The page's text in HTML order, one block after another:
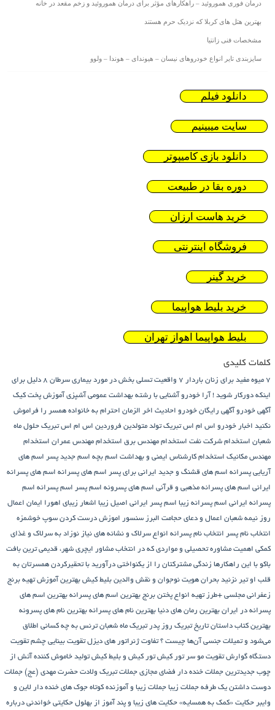
درمان فوری هموروئید – راهکارهای مؤثر برای درمان هموروئید و زخم مقعد در خانه
بهترین هتل های کربلا که نزدیک حرم هستند
مشخصات فنی زانتیا
سایزبندی تایر انواع خودروهای نیسان – هیوندای – هوندا – ولوو
دانلود فیلم
سایت میبینیم
دانلود بازی کامیپوتر
دوره بقا در طبیعت
خرید هاست ارزان
فروشگاه اینترنتی
خرید گینر
خرید بلیط هواپیما
بلیط هواپیما اهواز تهران
کلمات کلیدی
7 میوه مفید برای زنان باردار 7 واقعیت تسلی بخش در مورد بیماری سرطان
8 دلیل برای
اینکه دورکار شوید ! آرا خودرو آشنایی با رشته بهداشت عمومی آشپزی آموزش پخت کیک
آگهی خودرو آگهی رایگان خودرو احادیث اخر الزمان احترام به خانواده همسر را فراموش
نکنید اخبار خودرو اس ام اس تبریک تولد متولدین فروردین اس ام اس تبریک حلول ماه
شعبان استخدام شرکت نفت استخدام مهندس برق استخدام مهندس عمران استخدام
مهندس مکانیک استخدام کارشناس ایمنی و بهداشت اسم بچه اسم جدید پسر اسم های
آریایی پسرانه اسم های قشنگ و جدید ایرانی برای پسر اسم های پسرانه اسم های پسرانه
ایرانی اسم های پسرانه مذهبی و قرآنی اسم های پسرونه اسم پسر اسم پسرانه اسم
پسرانه ایرانی اسم پسرانه زیبا اسم پسر ایرانی اصیل زیبا اشعار زیبای اهورا ایمان اعمال
روز نیمه شعبان اعمال و دعای حجامت البرز سنسور اموزش درست کردن سوپ خوشمزه
انتخاب نام پسر انتخاب نام پسرانه انواع سرلاک و نشانه های نیاز نوزاد به سرلاک و غذای
کمکی اهمیت مشاوره تحصیلی و مواردی که در انتخاب مشاور ایچری شهر، قدیمی ترین بافت
باکو با این راهکارها زندگی مشترکتان را از یکنواختی درآورید با تحقیرکردن همسرتان به
قلب او تیر نزنید بحران هویت نوجوان و نقش والدین بلیط کیش بهترین آموزش تهیه برنج
زعفرانی مجلسی +طرز تهیه انواع پختن برنج بهترین اسم های پسرانه بهترین اسم های
پسرانه در ایران بهترین رمان های دنیا بهترین نام های پسرانه بهترین نام های پسرونه
بهترین کتاب داستان تاریخ تبریک روز پدر تبریک ماه شعبان ترنس به چه کسانی اطلاق
می‌شود و تمیلات جنسی آن‌ها چیست ؟ تفاوت ژنراتور های دیزل تقویت بینایی چشم تقویت
دستگاه گوارش تقویت مو سر تور کیش تور کیش و بلیط کیش تولید خاموش کننده آتش از
چوب جدیدترین جملات خنده دار فضای مجازی جملات تبریک ولادت حضرت مهدی (عج) جملات
دوست داشتن یک طرفه جملات زیبا جملات زیبا و آموزنده کوتاه جوک های خنده دار لاین و
وایبر حکایت «کمک به همسایه» حکایت های زیبا و پند آموز از بهلول حکایتی خواندنی درباره